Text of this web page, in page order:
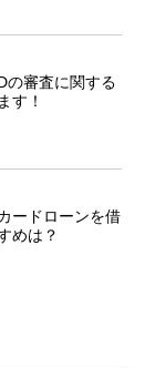
の審査に関する
す！
ードローンを借
めは？